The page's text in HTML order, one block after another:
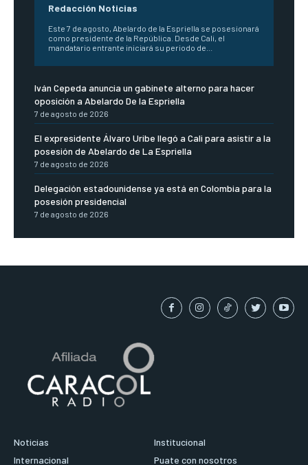
Redacción Noticias
Este 7 de agosto, Abelardo de la Espriella se posesionará
como presidente de la República. Desde Cali, el
mandatario entrante iniciará su periodo de...
Iván Cepeda anuncia un gabinete alterno para hacer
oposición a Abelardo De la Espriella
7 de agosto de 2026
El expresidente Álvaro Uribe llegó a Cali para asistir a la
posesión de Abelardo de La Espriella
7 de agosto de 2026
Delegación estadounidense ya está en Colombia para la
posesión presidencial
7 de agosto de 2026
Noticias
Internacional
Institucional
Puate con nosotros